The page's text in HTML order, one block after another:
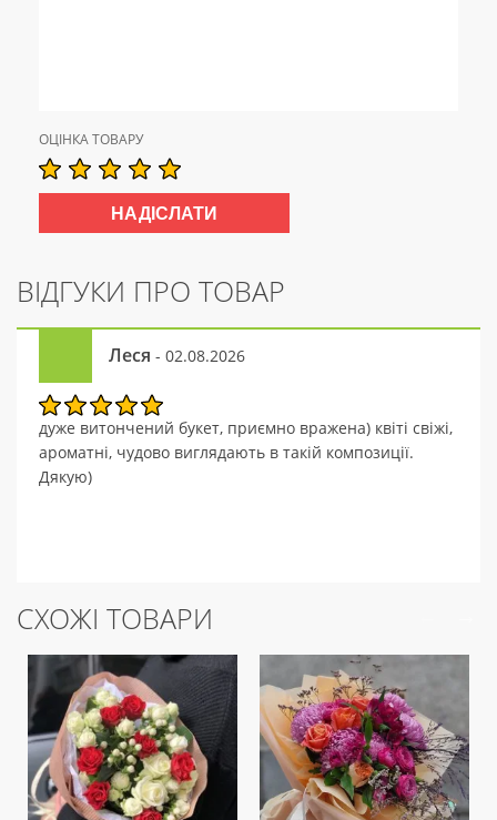
ОЦІНКА ТОВАРУ
ВІДГУКИ ПРО ТОВАР
Леся - 02.08.2026
дуже витончений букет, приємно вражена) квіті свіжі,
ароматні, чудово виглядають в такій композиції.
Дякую)
СХОЖІ ТОВАРИ